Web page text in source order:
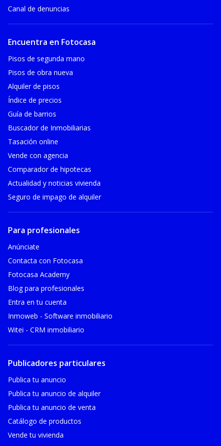
Canal de denuncias
Encuentra en Fotocasa
Pisos de segunda mano
Pisos de obra nueva
Alquiler de pisos
Índice de precios
Guía de barrios
Buscador de Inmobiliarias
Tasación online
Vende con agencia
Comparador de hipotecas
Actualidad y noticias vivienda
Seguro de impago de alquiler
Para profesionales
Anúnciate
Contacta con Fotocasa
Fotocasa Academy
Blog para profesionales
Entra en tu cuenta
Inmoweb - Software inmobiliario
Witei - CRM inmobiliario
Publicadores particulares
Publica tu anuncio
Publica tu anuncio de alquiler
Publica tu anuncio de venta
Catálogo de productos
Vende tu vivienda